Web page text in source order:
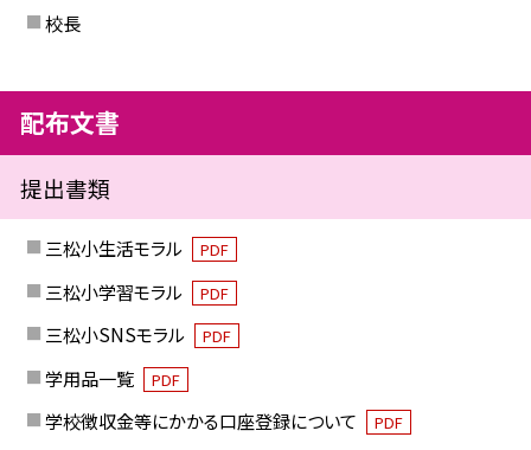
校長
配布文書
提出書類
三松小生活モラル PDF
三松小学習モラル PDF
三松小SNSモラル PDF
学用品一覧 PDF
学校徴収金等にかかる口座登録について PDF